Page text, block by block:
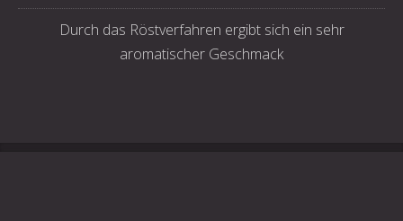
Durch das Röstverfahren ergibt sich ein sehr
aromatischer Geschmack